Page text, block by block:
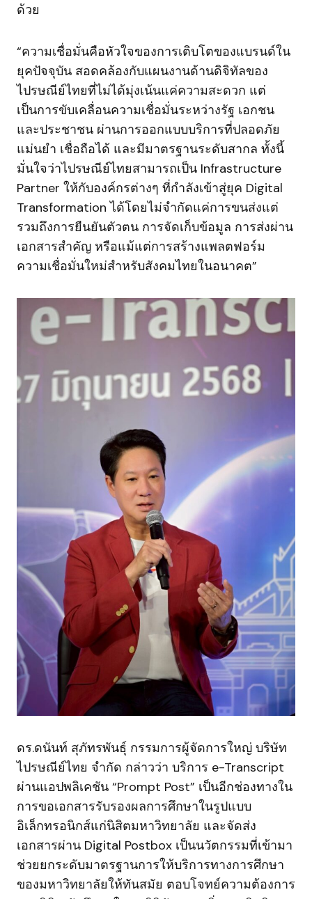
ด้วย
“ความเชื่อมั่นคือหัวใจของการเติบโตของแบรนด์ใน
ยุคปัจจุบัน สอดคล้องกับแผนงานด้านดิจิทัลของ
ไปรษณีย์ไทยที่ไม่ได้มุ่งเน้นแค่ความสะดวก แต่
เป็นการขับเคลื่อนความเชื่อมั่นระหว่างรัฐ เอกชน
และประชาชน ผ่านการออกแบบบริการที่ปลอดภัย
แม่นยำ เชื่อถือได้ และมีมาตรฐานระดับสากล ทั้งนี้
มั่นใจว่าไปรษณีย์ไทยสามารถเป็น Infrastructure
Partner ให้กับองค์กรต่างๆ ที่กำลังเข้าสู่ยุค Digital
Transformation ได้โดยไม่จำกัดแค่การขนส่งแต่
รวมถึงการยืนยันตัวตน การจัดเก็บข้อมูล การส่งผ่าน
เอกสารสำคัญ หรือแม้แต่การสร้างแพลตฟอร์ม
ความเชื่อมั่นใหม่สำหรับสังคมไทยในอนาคต”
ดร.ดนันท์ สุภัทรพันธุ์ กรรมการผู้จัดการใหญ่ บริษัท
ไปรษณีย์ไทย จำกัด กล่าวว่า บริการ e-Transcript
ผ่านแอปพลิเคชัน “Prompt Post” เป็นอีกช่องทางใน
การขอเอกสารรับรองผลการศึกษาในรูปแบบ
อิเล็กทรอนิกส์แก่นิสิตมหาวิทยาลัย และจัดส่ง
เอกสารผ่าน Digital Postbox เป็นนวัตกรรมที่เข้ามา
ช่วยยกระดับมาตรฐานการให้บริการทางการศึกษา
ของมหาวิทยาลัยให้ทันสมัย ตอบโจทย์ความต้องการ